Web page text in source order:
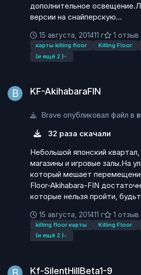
дополнительное
версии на снайперскую...
15 августа, 201411 г 1 отзыв
карты killing floor Killing Floor
(и ещё 2 )
KF-AkihabaraFIN
Brave опубликовал файл в
32 раза скачали
Небольшой японский
магазины и игровые залы.На
который мешает
Floor-Akihabara-FIN
которые нельзя пройти,
15 августа, 201411 г 1 отзыв
killing floor карты Killing Floor
(и ещё 2 )
Kf-SilentHillBeta1-9